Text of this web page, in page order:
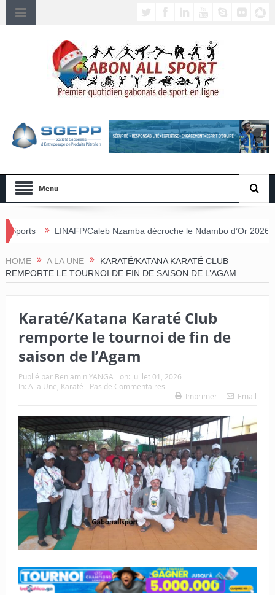
Menu
Caleb Nzamba décroche le Ndambo d’Or 2026 et Alain
HOME A LA UNE
KARATÉ/KATANA KARATÉ CLUB
REMPORTE LE TOURNOI DE FIN DE SAISON DE L’AGAM
Karaté/Katana Karaté Club
remporte le tournoi de fin de
saison de l’Agam
Publié par Benjamin YANGA on: juillet 01, 2026
In: A la Une Karaté
Pas de Commentaires
Imprimer
Email